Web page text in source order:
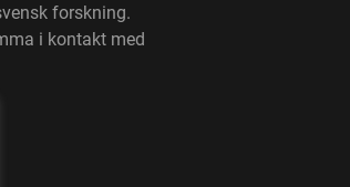
forskning.
i kontakt med